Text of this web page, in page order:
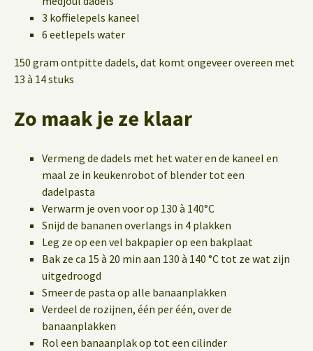
3 koffielepels kaneel
6 eetlepels water
150 gram ontpitte dadels, dat komt ongeveer overeen met
13 à 14 stuks
Zo maak je ze klaar
Vermeng de dadels met het water en de kaneel en
maal ze in keukenrobot of blender tot een
dadelpasta
Verwarm je oven voor op 130 à 140°C
Snijd de bananen overlangs in 4 plakken
Leg ze op een vel bakpapier op een bakplaat
Bak ze ca 15 à 20 min aan 130 à 140 °C tot ze wat zijn
uitgedroogd
Smeer de pasta op alle banaanplakken
Verdeel de rozijnen, één per één, over de
banaanplakken
Rol een banaanplak op tot een cilinder